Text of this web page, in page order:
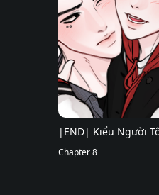
|END| Kiểu Người
Ghét Chính Là Cậu
Chapter 8